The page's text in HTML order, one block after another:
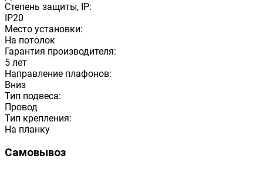
Степень защиты, IP:
IP20
Место установки:
На потолок
Гарантия производителя:
5 лет
Направление плафонов:
Вниз
Тип подвеса:
Провод
Тип крепления:
На планку
Самовывоз